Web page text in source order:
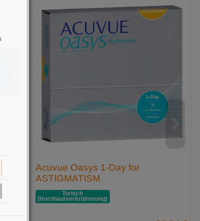
Acuvue Oasys 1-Day for
ASTIGMATISM
Torisch
(Hornhaut­verkrümmung)